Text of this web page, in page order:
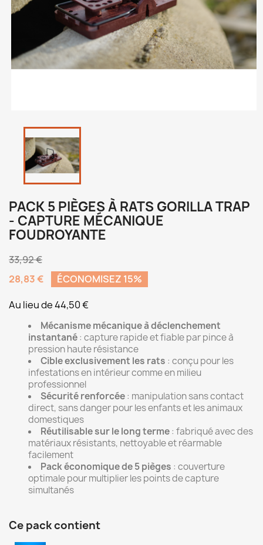
PACK 5 PIÈGES À RATS GORILLA TRAP
- CAPTURE MÉCANIQUE
FOUDROYANTE
33,92 €
28,83 €
ÉCONOMISEZ 15%
Au lieu de 44,50 €
Mécanisme mécanique à déclenchement
instantané: capture rapide et fiable par pince à
pression haute résistance
Cible exclusivement les rats : conçu pour les
infestations en intérieur comme en milieu
professionnel
Sécurité renforcée: manipulation sans contact
direct, sans danger pour les enfants et les animaux
domestiques
Réutilisable sur le long terme: fabriqué avec des
matériaux résistants, nettoyable et réarmable
facilement
Pack économique de 5 pièges : couverture
optimale pour multiplier les points de capture
simultanés
Ce pack contient